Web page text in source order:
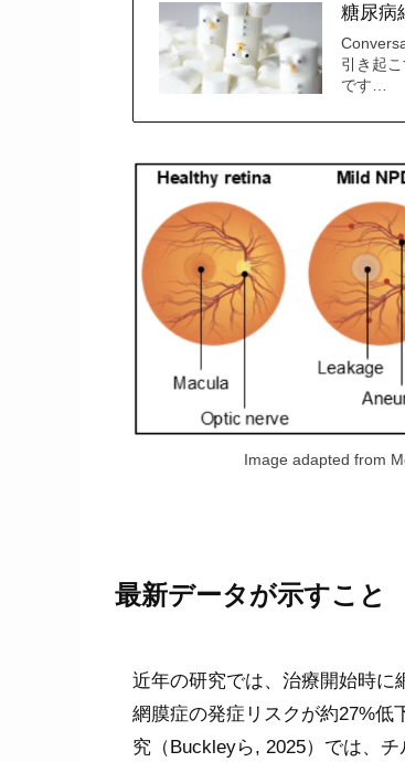
糖尿病
引き起
です…
Image adapted from
最新データが示すこと
近年の研究では、治療開始時に
網膜症の発症リスクが約27%低
究（Buckleyら, 2025）では、